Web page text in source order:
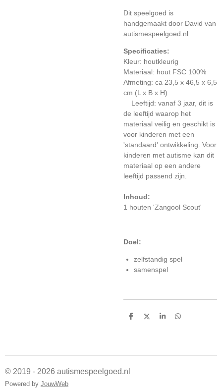
Dit speelgoed is
handgemaakt door David van
autismespeelgoed.nl
Specificaties:
Kleur: houtkleurig
Materiaal: hout FSC 100%
Afmeting: ca 23,5 x 46,5 x 6,5
cm (L x B x H)
Leeftijd: vanaf 3 jaar, dit is
de leeftijd waarop het
materiaal veilig en geschikt is
voor kinderen met een
'standaard' ontwikkeling. Voor
kinderen met autisme kan dit
materiaal op een andere
leeftijd passend zijn.
Inhoud:
1 houten 'Zangool Scout'
Doel:
zelfstandig spel
samenspel
D
D
S
D
© 2019 - 2026 autismespeelgoed.nl
Powered by JouwWeb